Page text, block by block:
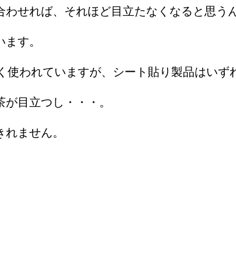
せれば、それほど目立たなくなると思う
す。
われていますが、シート貼り製品はいず
目立つし・・・。
ません。